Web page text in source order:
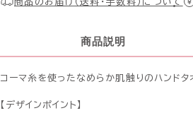
商品説明
コーマ糸を使ったなめらか肌触りのハンドタ
【デザインポイント】